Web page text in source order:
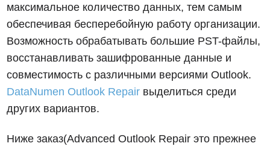
максимальное количество данных, тем самым
обеспечивая бесперебойную работу организации.
Возможность обрабатывать большие PST-файлы,
восстанавливать зашифрованные данные и
совместимость с различными версиями Outlook.
DataNumen Outlook Repair выделиться среди
других вариантов.
Ниже заказ(Advanced Outlook Repair это прежнее